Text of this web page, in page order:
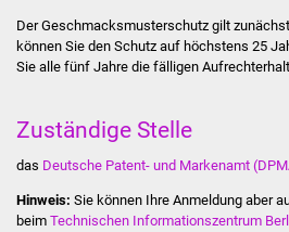
Der Geschmacksmusterschutz gilt
können Sie den Schutz auf höchstens 25
Sie alle fünf Jahre die fälligen
Zuständige Stelle
das Deutsche Patent- und Markenamt
Hinweis: Sie können Ihre Anmeldung aber
beim Technischen Informationszentrum